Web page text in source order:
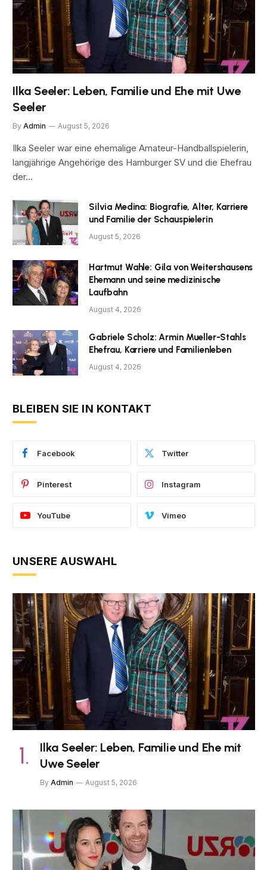
Ilka Seeler: Leben, Familie und Ehe mit Uwe
Seeler
By Admin August 5, 2026
Ilka Seeler war eine ehemalige Amateur-Handballspielerin,
langjährige Angehörige des Hamburger SV und die Ehefrau
der…
Silvia Medina: Biografie, Alter, Karriere
und Familie der Schauspielerin
August 5, 2026
Hartmut Wahle: Gila von Weitershausens
Ehemann und seine medizinische
Laufbahn
August 4, 2026
Gabriele Scholz: Armin Mueller-Stahls
Ehefrau, Karriere und Familienleben
August 4, 2026
BLEIBEN SIE IN KONTAKT
Facebook Twitter
Pinterest Instagram
YouTube Vimeo
UNSERE AUSWAHL
Ilka Seeler: Leben, Familie und Ehe mit
Uwe Seeler
By Admin August 5, 2026